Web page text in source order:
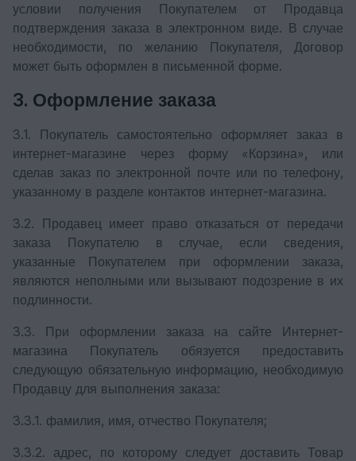
условии получения Покупателем от Продавца
подтверждения заказа в электронном виде. В случае
необходимости, по желанию Покупателя, Договор
может быть оформлен в письменной форме.
3. Оформление заказа
3.1. Покупатель самостоятельно оформляет заказ в
интернет-магазине через форму «Корзина», или
сделав заказ по электронной почте или по телефону,
указанному в разделе контактов интернет-магазина.
3.2. Продавец имеет право отказаться от передачи
заказа Покупателю в случае, если сведения,
указанные Покупателем при оформлении заказа,
являются неполными или вызывают подозрение в их
подлинности.
3.3. При оформлении заказа на сайте Интернет-
магазина Покупатель обязуется предоставить
следующую обязательную информацию, необходимую
Продавцу для выполнения заказа:
3.3.1. фамилия, имя, отчество Покупателя;
3.3.2. адрес, по которому следует доставить Товар